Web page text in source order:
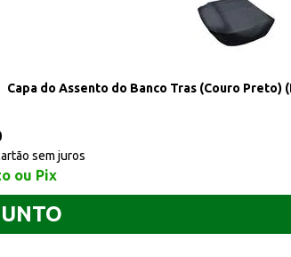
Capa do Assento do Banco Tras (Couro Preto)
sem juros
ou Pix